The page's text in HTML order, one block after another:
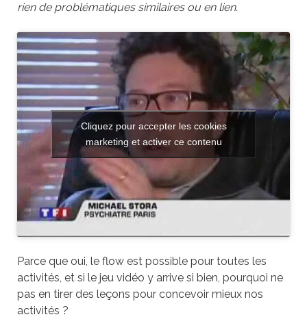
rien de problématiques similaires ou en lien.
Cliquez pour accepter les cookies
marketing et activer ce contenu
Parce que oui, le flow est possible pour toutes les
activités, et si le jeu vidéo y arrive si bien, pourquoi ne
pas en tirer des leçons pour concevoir mieux nos
activités ?